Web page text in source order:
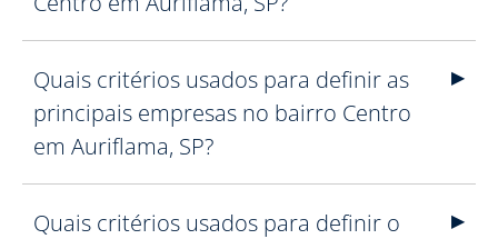
Quais critérios usados para definir as
principais empresas no bairro Centro
em Auriflama, SP?
Quais critérios usados para definir o